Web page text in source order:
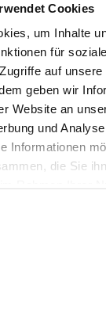
Cookies
um Inhalte
für
auf
geben wir
Website an
und
Informationen
die Sie
ins
zu geben,
das zukünftige
wir uns
(ehemals
16.